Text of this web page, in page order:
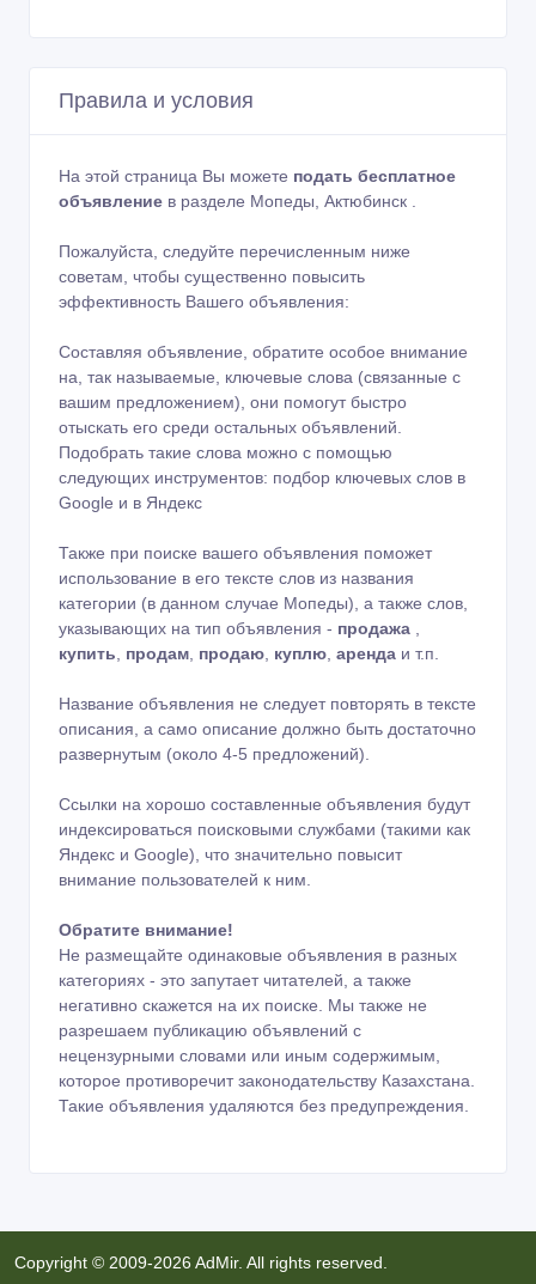
Правила и условия
На этой страница Вы можете подать бесплатное
объявление в разделе Мопеды, Актюбинск .
Пожалуйста, следуйте перечисленным ниже
советам, чтобы существенно повысить
эффективность Вашего объявления:
Составляя объявление, обратите особое внимание
на, так называемые, ключевые слова (связанные с
вашим предложением), они помогут быстро
отыскать его среди остальных объявлений.
Подобрать такие слова можно с помощью
следующих инструментов: подбор ключевых слов в
Google и в Яндекс
Также при поиске вашего объявления поможет
использование в его тексте слов из названия
категории (в данном случае Мопеды), а также слов,
указывающих на тип объявления - продажа
купить
продам продаю куплю аренда и т.п.
Название объявления не следует повторять в тексте
описания, а само описание должно быть достаточно
развернутым (около 4-5 предложений).
Ссылки на хорошо составленные объявления будут
индексироваться поисковыми службами (такими как
Яндекс и Google), что значительно повысит
внимание пользователей к ним.
Обратите внимание!
Не размещайте одинаковые объявления в разных
категориях - это запутает читателей, а также
негативно скажется на их поиске. Мы также не
разрешаем публикацию объявлений с
нецензурными словами или иным содержимым,
которое противоречит законодательству Казахстана.
Такие объявления удаляются без предупреждения.
Copyright © 2009-2026 AdMir. All rights reserved.